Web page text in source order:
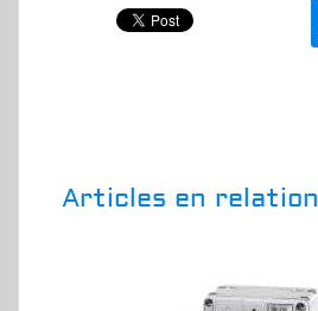
Articles en relation